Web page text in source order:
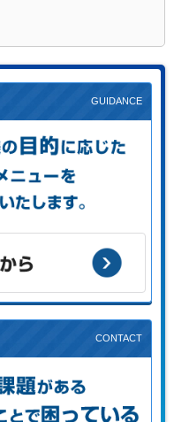
をご案内します。